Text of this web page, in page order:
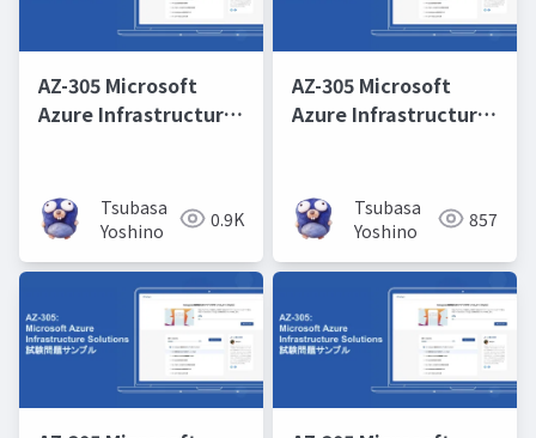
AZ-305 Microsoft
Azure Infrastructure
Tsubasa
Yoshino
0.9K
AZ-305 Microsoft
Azure Infrastructure
Tsubasa
Yoshino
857